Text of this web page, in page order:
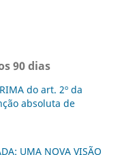
90 dias
do art. 2º da
absoluta de
UMA NOVA VISÃO